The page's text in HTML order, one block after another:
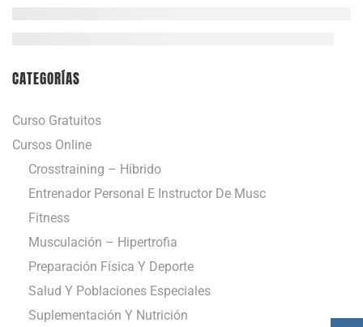
CATEGORÍAS
Curso Gratuitos
Cursos Online
Crosstraining – Híbrido
Entrenador Personal E Instructor De Musc
Fitness
Musculación – Hipertrofia
Preparación Física Y Deporte
Salud Y Poblaciones Especiales
Suplementación Y Nutrición